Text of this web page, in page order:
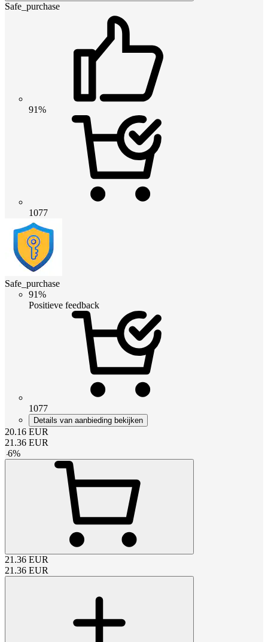
Safe_purchase
91%
1077
Safe_purchase
91%
Positieve feedback
1077
Details van aanbieding bekijken
20.16 EUR
21.36 EUR
-6%
21.36 EUR
21.36 EUR